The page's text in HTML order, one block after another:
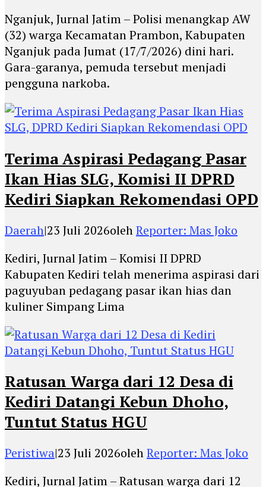
Nganjuk, Jurnal Jatim – Polisi menangkap AW
(32) warga Kecamatan Prambon, Kabupaten
Nganjuk pada Jumat (17/7/2026) dini hari.
Gara-garanya, pemuda tersebut menjadi
pengguna narkoba.
Terima Aspirasi Pedagang Pasar
Ikan Hias SLG, Komisi II DPRD
Kediri Siapkan Rekomendasi OPD
Daerah|23 Juli 2026olehReporter: Mas Joko
Kediri, Jurnal Jatim – Komisi II DPRD
Kabupaten Kediri telah menerima aspirasi dari
paguyuban pedagang pasar ikan hias dan
kuliner Simpang Lima
Ratusan Warga dari 12 Desa di
Kediri Datangi Kebun Dhoho,
Tuntut Status HGU
Peristiwa|23 Juli 2026olehReporter: Mas Joko
Kediri, Jurnal Jatim – Ratusan warga dari 12